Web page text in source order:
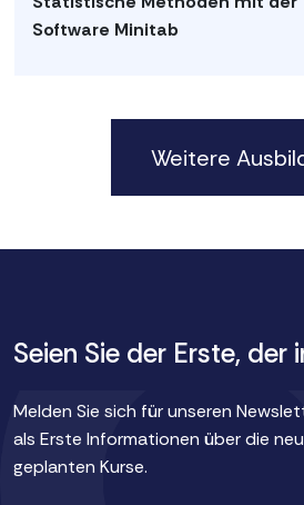
Software Minitab
Weitere
Seien Sie der Erste,
Melden Sie sich für unseren
als Erste Informationen über die
geplanten Kurse.